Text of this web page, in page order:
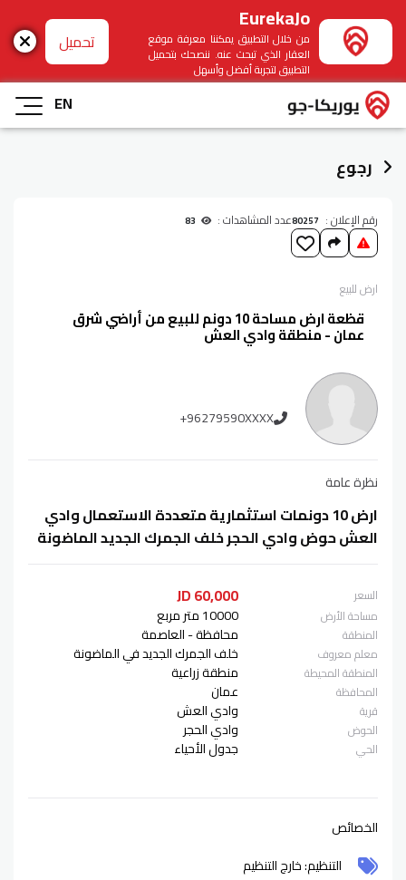
EurekaJo
من خلال التطبيق يمكننا معرفة موقع
العقار الذي تبحث عنه. ننصحك بتحميل
التطبيق لتجربة أفضل وأسهل
تحميل
EN
رجوع
رقم الإعلان : 80257عدد المشاهدات :
ارضللبيع
قظعة ارض مساحة 10 دونم للبيع من أراضي شرق
عمان - منطقة وادي العش
+96279590XXXX
نظرة عامة
ارض 10 دونمات استثمارية متعددة الاستعمال وادي
العش حوض وادي الحجر خلف الجمرك الجديد الماضونة
السعر 60,000 JD
مساحة الأرض 10000 متر مربع
المنطقة محافظة - العاصمة
معلم معروف خلف الجمرك الجديد في الماضونة
المنطقة المحيطة منطقة زراعية
المحافظة عمان
قرية وادي العش
الحوض وادي الحجر
الحي جدول الأحياء
الخصائص
التنظيم: خارج التنظيم